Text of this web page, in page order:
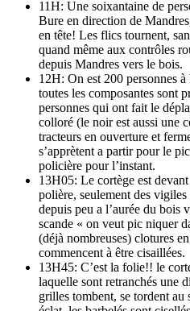
11H: Une soixantaine de
Bure en direction de
en tête! Les flics tournent,
quand même aux contrôles
depuis Mandres vers le bois.
12H: On est 200 personnes à
toutes les composantes sont
personnes qui ont fait le
colloré (le noir est aussi une
tracteurs en ouverture et
s’apprètent a partir pour le
policière pour l’instant.
13H05: Le cortège est
polière, seulement des vigiles
depuis peu a l’aurée du bois
scande « on veut pic niquer
(déjà nombreuses) clotures
commencent à être cisaillées.
13H45: C’est la folie!! le
laquelle sont retranchés une
grilles tombent, se tordent au